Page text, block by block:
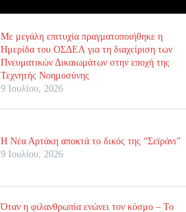
Με μεγάλη επιτυχία πραγματοποιήθηκε η
Ημερίδα του ΟΣΔΕΛ για τη διαχείριση των
Πνευματικών Δικαιωμάτων στην εποχή της
Τεχνητής Νοημοσύνης
9 Ιουλίου, 2026
Η Νέα Αρτάκη αποκτά το δικός της “Σεϊράνι”
9 Ιουλίου, 2026
Όταν η φιλανθρωπία ενώνει τον κόσμο – Το